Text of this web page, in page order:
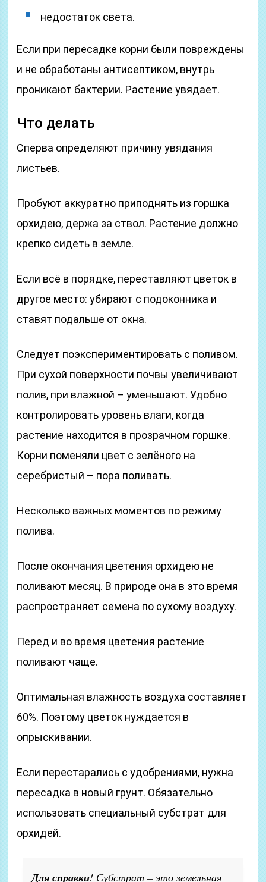
недостаток света.
Если при пересадке корни были повреждены
и не обработаны антисептиком, внутрь
проникают бактерии. Растение увядает.
Что делать
Сперва определяют причину увядания
листьев.
Пробуют аккуратно приподнять из горшка
орхидею, держа за ствол. Растение должно
крепко сидеть в земле.
Если всё в порядке, переставляют цветок в
другое место: убирают с подоконника и
ставят подальше от окна.
Следует поэкспериментировать с поливом.
При сухой поверхности почвы увеличивают
полив, при влажной – уменьшают. Удобно
контролировать уровень влаги, когда
растение находится в прозрачном горшке.
Корни поменяли цвет с зелёного на
серебристый – пора поливать.
Несколько важных моментов по режиму
полива.
После окончания цветения орхидею не
поливают месяц. В природе она в это время
распространяет семена по сухому воздуху.
Перед и во время цветения растение
поливают чаще.
Оптимальная влажность воздуха составляет
60%. Поэтому цветок нуждается в
опрыскивании.
Если перестарались с удобрениями, нужна
пересадка в новый грунт. Обязательно
использовать специальный субстрат для
орхидей.
Для справки! Субстрат – это земельная